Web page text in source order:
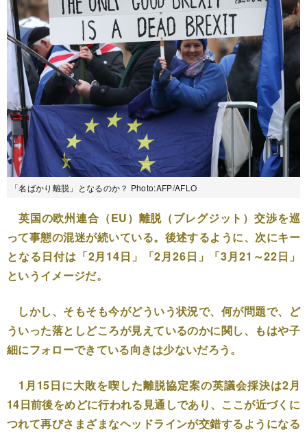
「名ばかり離脱」となるのか？ Photo:AFP/AFLO
英国の欧州連合（EU）離脱（ブレグジット）交渉を巡
って事態の混迷が続いている。後述するように、次にキー
となる日付は「2月14日」「2月26日」「3月21～22日」
というイメージだ。
しかし、そもそも今がどういう状況で、何が問題で、ど
ういった落としどころが見えているのかに関し、もはや子
細にフォローできている向きは少ないだろう。
1月15日に大敗を喫した離脱協定案の英議会採決は2月
14日前後をめどに行われる見通しであり、ここが近づくに
つれて再びさまざまなヘッドラインが交錯するようになる